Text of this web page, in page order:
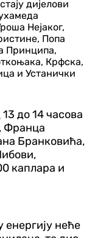
дијелови
Нејаког,
Попа
Принципа,
Крфска,
и Устанички
до 14 часова
Франца
Бранковића,
каплара и
енергију неће